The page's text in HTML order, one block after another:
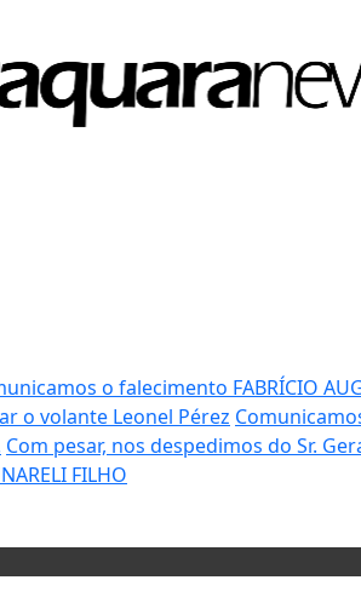
o falecimento FABRÍCIO
o volante Leonel Pérez
Com pesar, nos despedimos do Sr.
FILHO